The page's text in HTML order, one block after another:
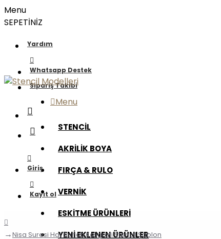
Menu
SEPETİNİZ
Yardım
Whatsapp Destek
Sipariş Takibi
Menu
STENCİL
AKRİLİK BOYA
FIRÇA & RULO
VERNİK
ESKİTME ÜRÜNLERİ
YENI EKLENEN ÜRÜNLER
Giriş
Kayıt ol
Nisa Suresi Hat Sanatı Kaligrafi Stencil Şablon